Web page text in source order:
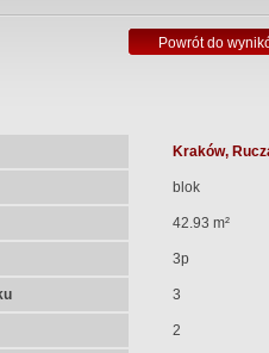
Powrót do
Kraków,
blok
42.93 m²
3p
3
2